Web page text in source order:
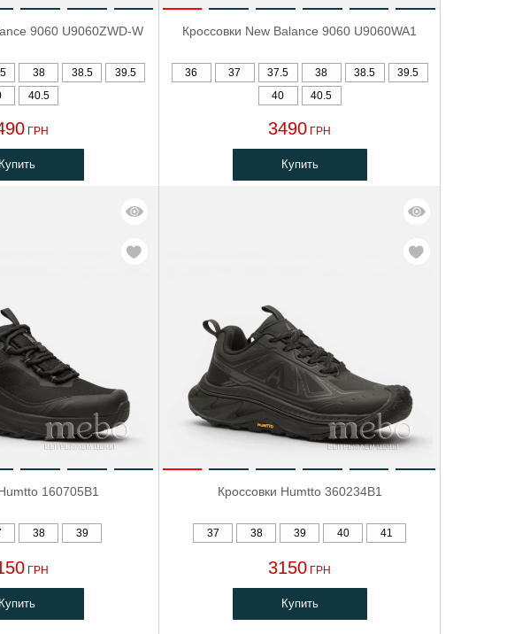
9060 U9060ZWD-W
38 38.5
39.5
40.5
ГРН
Купить
Кроссовки New Balance 9060 U9060WA1
36 37 37.5 38 38.5
39.5
40
40.5
3490 ГРН
Купить
160705B1
38 39
ГРН
Купить
Кроссовки Humtto 360234B1
37 38 39 40 41
3150 ГРН
Купить